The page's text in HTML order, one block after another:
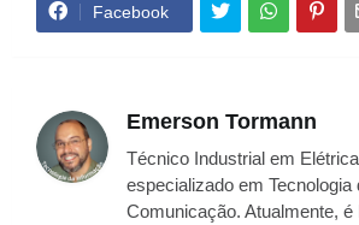
Facebook
Emerson Tormann
Técnico Industrial em
especializado em Tecnologia
Comunicação. Atualmente, é